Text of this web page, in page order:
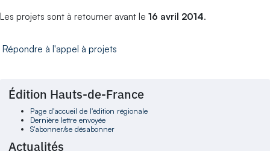
Les projets sont à retourner avant le 16 avril 2014.
Répondre à l'appel à projets
Édition Hauts-de-France
Page d'accueil de l'édition régionale
Dernière lettre envoyée
S'abonner/se désabonner
Actualités